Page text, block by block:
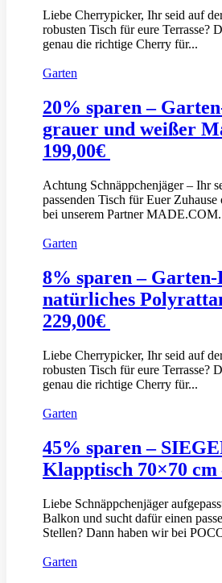
Liebe Cherrypicker, Ihr seid auf
robusten Tisch für eure
genau die richtige Cherry für...
Garten
20% sparen –
grauer und weißer
199,00€
Achtung Schnäppchenjäger – Ihr
passenden Tisch für Euer
bei unserem Partner
Garten
8% sparen – Garten-
natürliches
229,00€
Liebe Cherrypicker, Ihr seid auf
robusten Tisch für eure
genau die richtige Cherry für...
Garten
45% sparen –
Klapptisch 70×70 cm
Liebe Schnäppchenjäger
Balkon und sucht dafür einen
Stellen? Dann haben wir bei
Garten